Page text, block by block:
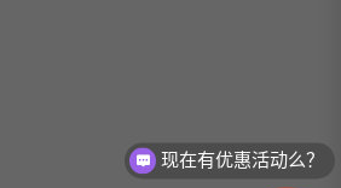
现在有优惠活动么？